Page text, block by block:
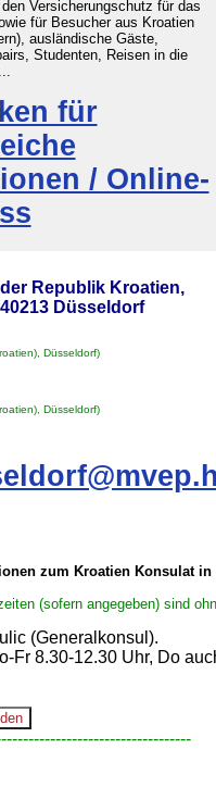
Versicherungschutz für das
für Besucher aus Kroatien
ausländische Gäste,
Studenten, Reisen in die
für
/ Online-
Republik Kroatien,
Düsseldorf
Düsseldorf)
Düsseldorf)
zum Kroatien Konsulat in
(sofern angegeben) sind
(Generalkonsul).
Fr 8.30-12.30 Uhr, Do